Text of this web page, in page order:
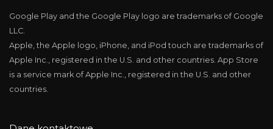
Google Play and the Google Play logo are trademarks of Google
LLC.
Apple, the Apple logo, iPhone, and iPod touch are trademarks of
Apple Inc., registered in the U.S. and other countries. App Store
is a service mark of Apple Inc., registered in the U.S. and other
countries.